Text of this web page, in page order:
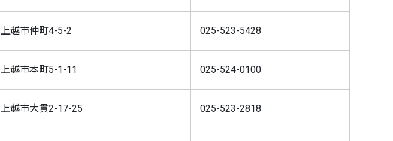
上越市仲町4-5-2 025-523-5428
上越市本町5-1-11 025-524-0100
上越市大貫2-17-25 025-523-2818